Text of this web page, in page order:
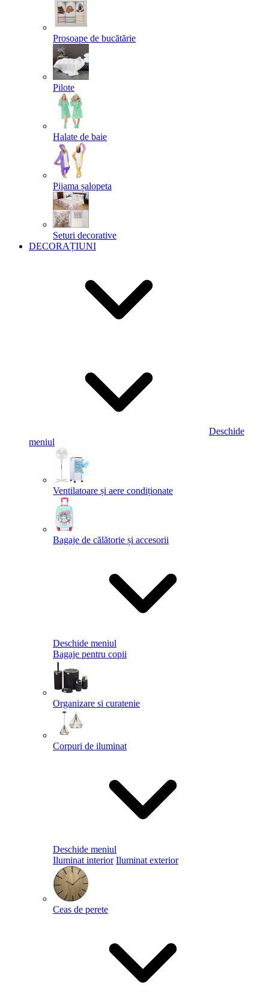
Prosoape de bucătărie
Pilote
Halate de baie
Pijama șalopeta
Seturi decorative
DECORAȚIUNI
Deschide
meniul
Ventilatoare și aere condiționate
Bagaje de călătorie și accesorii
Deschide meniul
Bagaje pentru copii
Organizare si curatenie
Corpuri de iluminat
Deschide meniul
Iluminat interior Iluminat exterior
Ceas de perete